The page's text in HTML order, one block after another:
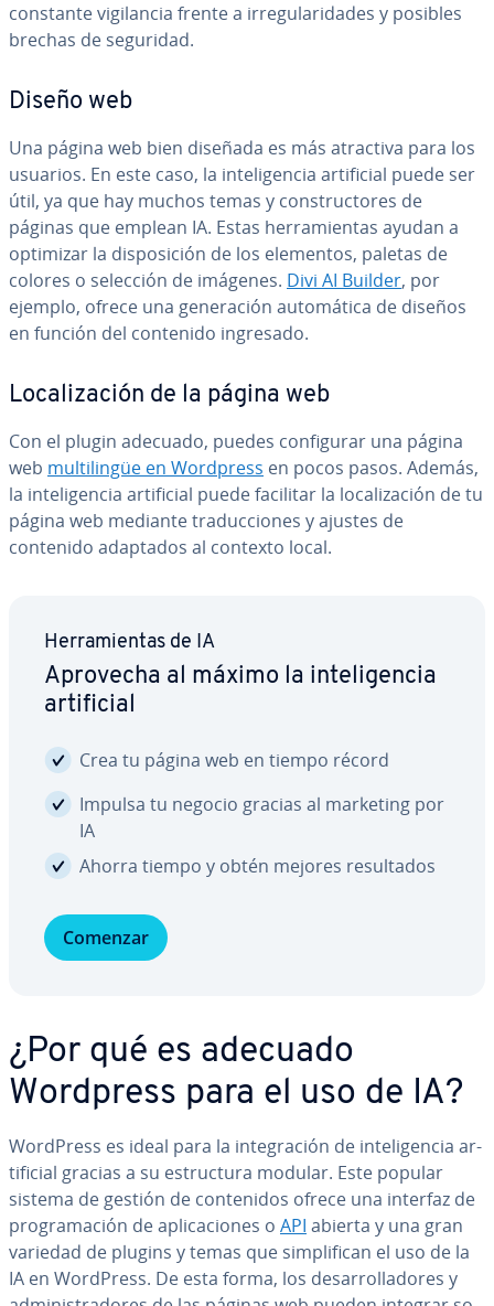
constante vi­gi­la­n­cia frente a irre­gu­la­ri­da­des y posibles
brechas de seguridad.
Diseño web
Una página web bien diseñada es más atractiva para los
usuarios. En este caso, la in­te­li­ge­n­cia ar­ti­fi­cial puede ser
útil, ya que hay muchos temas y co­n­s­tru­c­to­res de
páginas que emplean IA. Estas he­rra­mie­n­tas ayudan a
optimizar la di­s­po­si­ción de los elementos, paletas de
colores o selección de imágenes. Divi AI Builder, por
ejemplo, ofrece una ge­ne­ra­ción au­to­má­ti­ca de diseños
en función del contenido ingresado.
Lo­ca­li­za­ción de la página web
Con el plugin adecuado, puedes co­n­fi­gu­rar una página
web mu­l­ti­li­n­güe en Wordpress en pocos pasos. Además,
la in­te­li­ge­n­cia ar­ti­fi­cial puede facilitar la lo­ca­li­za­ción de tu
página web mediante tra­du­c­cio­nes y ajustes de
contenido adaptados al contexto local.
He­rra­mie­n­tas de IA
Aprovecha al máximo la in­te­li­ge­n­cia
ar­ti­fi­cial
Crea tu página web en tiempo récord
Impulsa tu negocio gracias al marketing por
IA
Ahorra tiempo y obtén mejores re­su­l­ta­dos
Comenzar
¿Por qué es adecuado
Wordpress para el uso de IA?
WordPress es ideal para la in­te­gra­ción de in­te­li­ge­n­cia ar­
ti­fi­cial gracias a su es­tru­c­tu­ra modular. Este popular
sistema de gestión de co­n­te­ni­dos ofrece una interfaz de
pro­gra­ma­ción de apli­ca­cio­nes o API abierta y una gran
variedad de plugins y temas que si­m­pli­fi­can el uso de la
IA en WordPress. De esta forma, los de­sa­rro­lla­do­res y